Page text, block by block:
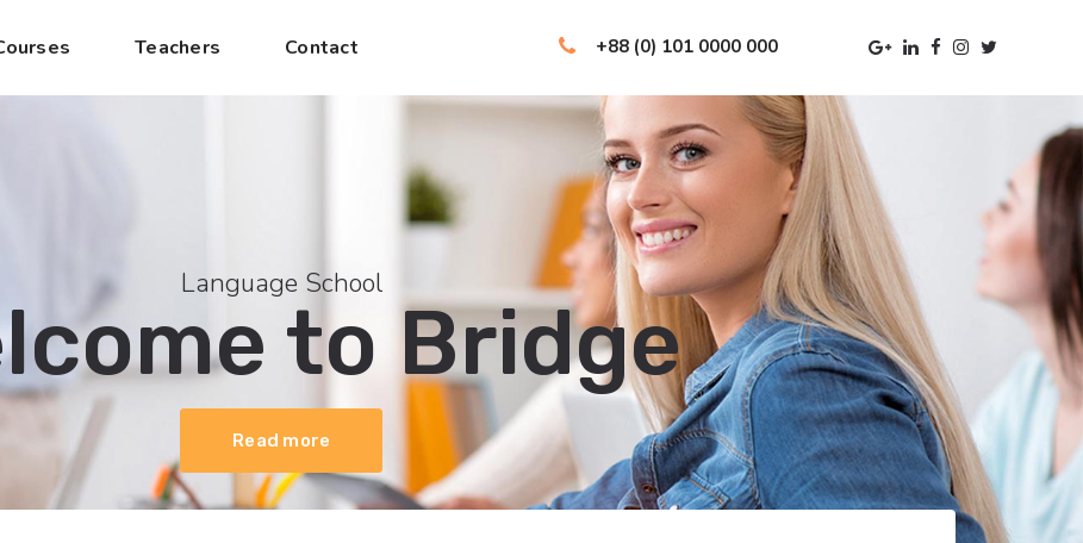
+88 (0) 101 0000 000
Teachers Contact
Language School
to Bridge
Read more